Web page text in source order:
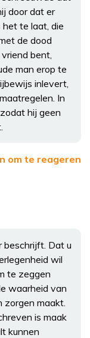
door dat er
te laat, die
de dood
bent,
man erop te
inlevert,
In
hij geen
om te reageren
beschrijft. Dat u
wil
te zeggen
waarheid van
zorgen maakt.
is maak
kunnen